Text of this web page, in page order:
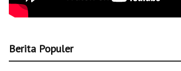
Berita Populer